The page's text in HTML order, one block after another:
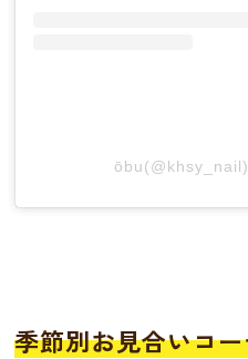
季節別お見合いコ